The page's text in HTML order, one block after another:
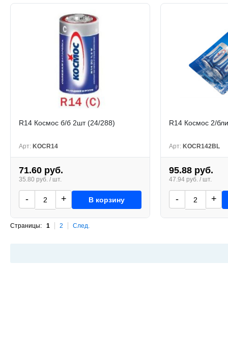
R14 Космос б/б 2шт (24/288)
Арт: KOCR14
71.60 руб.
35.80 руб. / шт.
- + В корзину
R14 Космос 2/
Арт: KOCR142BL
95.88 руб.
47.94 руб. / шт.
- +
Страницы: 1 2 След.